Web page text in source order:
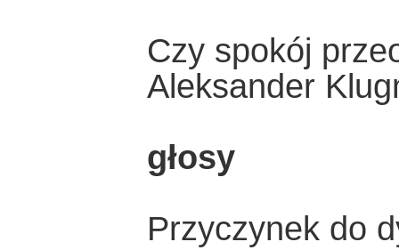
Czy spokój
Aleksander
głosy
Przyczynek do